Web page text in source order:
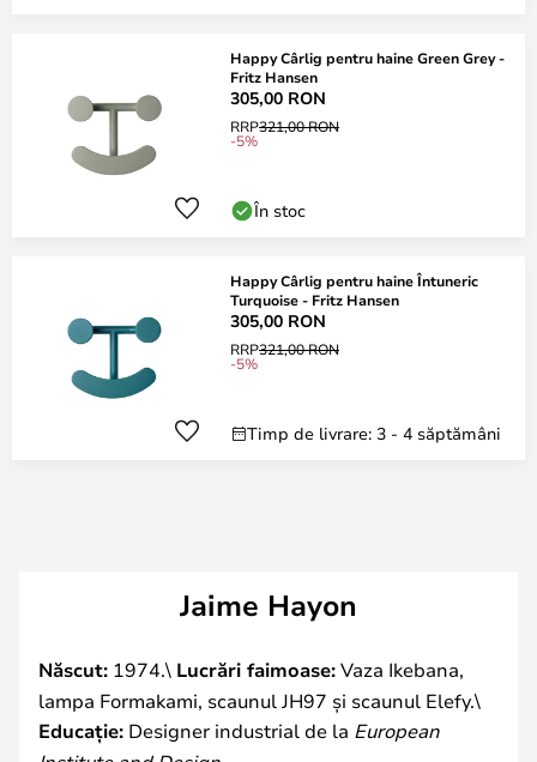
Happy Cârlig pentru haine Green Grey -
Fritz Hansen
305,00 RON
RRP321,00 RON
-5%
În stoc
Happy Cârlig pentru haine Întuneric
Turquoise - Fritz Hansen
305,00 RON
RRP321,00 RON
-5%
Timp de livrare: 3 - 4 săptămâni
Jaime Hayon
Născut: 1974.\ Lucrări faimoase:Vaza Ikebana,
lampa Formakami, scaunul JH97 și scaunul Elefy.\
Educație: Designer industrial de la European